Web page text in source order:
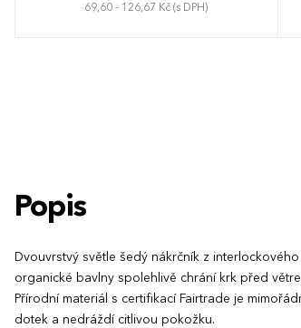
69,60 - 126,67 Kč (s DPH)
Popis
Dvouvrstvý světle šedý nákrčník z
organické bavlny spolehlivě chrání krk před
Přírodní materiál s certifikací Fairtrade je
dotek a nedráždí citlivou pokožku.